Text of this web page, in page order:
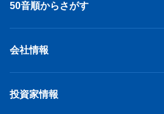
50音順からさがす
会社情報
投資家情報